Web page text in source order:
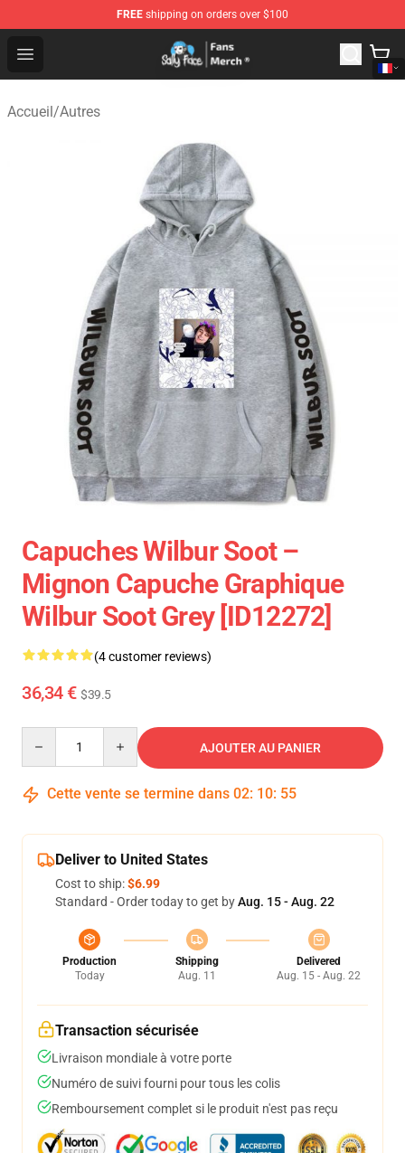
FREE shipping on orders over $100
Open menu
Sally Face Store - Official Sally Face Merchandise Shop
Accueil/Autres
Capuches Wilbur Soot –
Mignon Capuche Graphique
Wilbur Soot Grey [ID12272]
(4 customer reviews)
36,34 € $39.5
AJOUTER AU PANIER
Cette vente se termine dans 02: 10: 54
Deliver to United States
Cost to ship:$6.99
Standard - Order today to get byAug. 15 - Aug. 22
Production
Today
Shipping
Aug. 11
Delivered
Aug. 15 - Aug. 22
Transaction sécurisée
Livraison mondiale à votre porte
Numéro de suivi fourni pour tous les colis
Remboursement complet si le produit n'est pas reçu